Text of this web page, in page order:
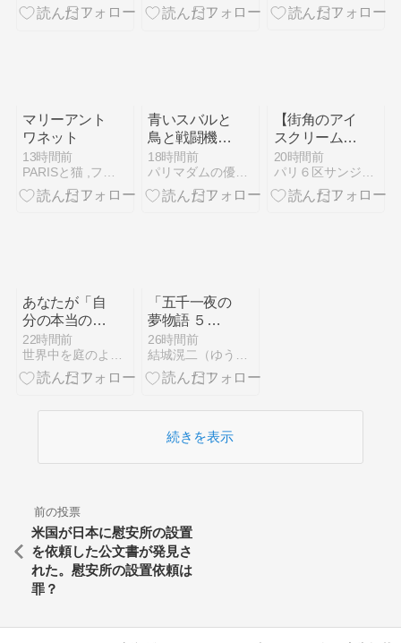
【ホームステ
マリーアント
ワネット
13時間前
青いスバルと
鳥と戦闘機の
群れ
18時間前
【街角のアイ
スクリーム】
パリで大ブー
ムのアイス店
【laCrèma】
20時間前
あなたが「自
分の本当の
夢」を見失っ
ているシンプ
ルな原因。夢
スノート』の
22時間前
「五千一夜の
夢物語 ５４
５２話」
26時間前
続きを表示
前の投票
米国が日本に慰安所の設置
を依頼した公文書が発見さ
れた。慰安所の設置依頼は
罪？